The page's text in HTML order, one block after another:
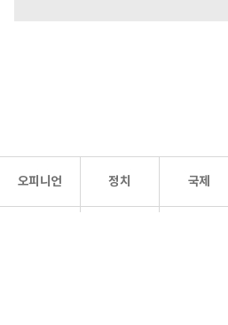
오피니언 정치 국제